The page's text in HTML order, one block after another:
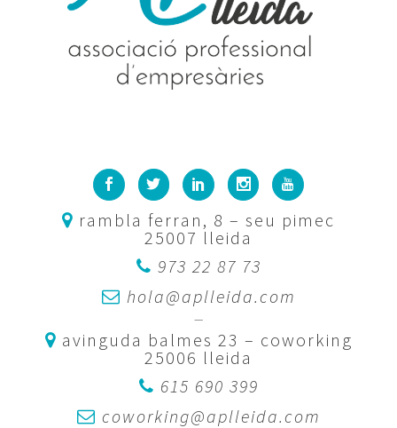
rambla ferran, 8 – seu pimec
25007 lleida
973 22 87 73
hola@aplleida.com
—
avinguda balmes 23 – coworking
25006 lleida
615 690 399
coworking@aplleida.com